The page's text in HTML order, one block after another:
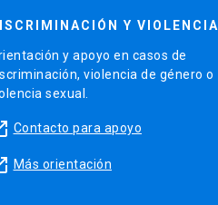
Y VIOLENCIA
y apoyo en casos de
violencia de género o
sexual.
Contacto para apoyo
Más orientación